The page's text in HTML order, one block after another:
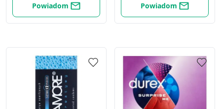
Powiadom Powiadom